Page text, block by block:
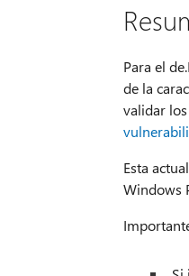
Para el
de la
validar
Esta
Windows